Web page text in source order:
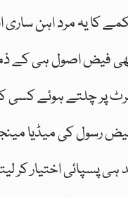
کا یہ مرد اہن ساری
فیض اصول ہی کے
پر چلتے ہوئے کسی
رسول کی میڈیا
ہی پسپائی اختیار